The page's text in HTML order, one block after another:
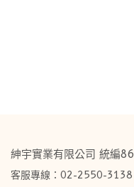
紳宇實業有限公司 統編
客服專線：02-2550-